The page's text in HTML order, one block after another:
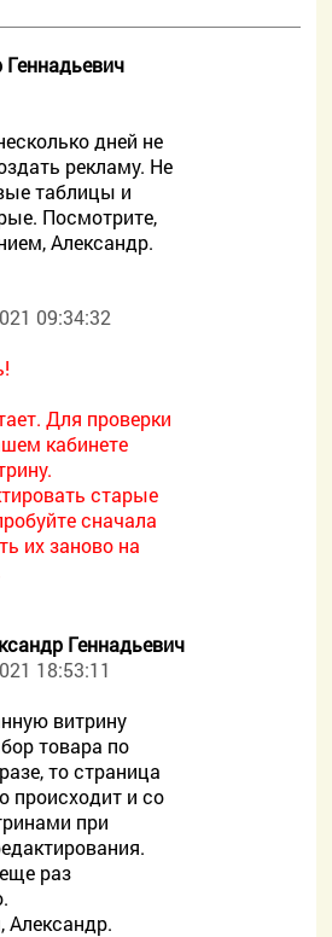
дней не
рекламу. Не
таблицы и
Посмотрите,
Александр.
09:34:32
Для проверки
кабинете
старые
сначала
их заново на
Геннадьевич
18:53:11
витрину
товара по
то страница
происходит и со
при
раз
Александр.